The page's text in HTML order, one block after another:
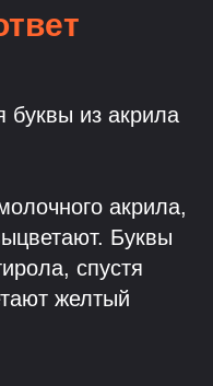
буквы из акрила
акрила,
Буквы
спустя
желтый